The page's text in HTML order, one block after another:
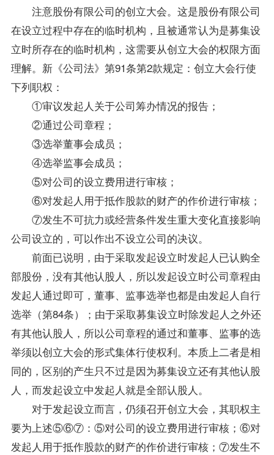
注意股份有限公司的创立大会。这是股份有限公司
在设立过程中存在的临时机构，且被通常认为是募集设
立时所存在的临时机构，这需要从创立大会的权限方面
理解。新《公司法》第91条第2款规定：创立大会行使
下列职权：
①审议发起人关于公司筹办情况的报告；
②通过公司章程；
③选举董事会成员；
④选举监事会成员；
⑤对公司的设立费用进行审核；
⑥对发起人用于抵作股款的财产的作价进行审核；
⑦发生不可抗力或经营条件发生重大变化直接影响
公司设立的，可以作出不设立公司的决议。
前面已说明，由于采取发起设立时发起人已认购全
部股份，没有其他认股人，所以发起设立时公司章程由
发起人通过即可，董事、监事选举也都是由发起人自行
选举（第84条）；由于采取募集设立时除发起人之外还
有其他认股人，所以公司章程的通过和董事、监事的选
举须以创立大会的形式集体行使权利。本质上二者是相
同的，区别的产生只不过是因为募集设立还有其他认股
人，而发起设立中发起人就是全部认股人。
对于发起设立而言，仍须召开创立大会，其职权主
要为上述⑤⑥⑦：⑤对公司的设立费用进行审核；⑥对
发起人用于抵作股款的财产的作价进行审核；⑦发生不